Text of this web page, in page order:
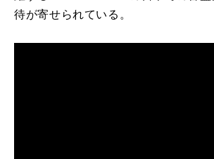
待が寄せられている。